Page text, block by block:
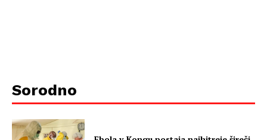
Sorodno